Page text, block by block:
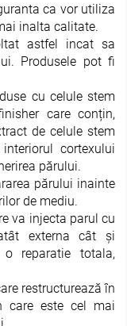
ca vor utiliza
inalta calitate.
astfel incat sa
Produsele pot fi
cu celule stem
care conțin,
de celule stem
cortexului
părului.
părului inainte
de mediu.
va injecta parul cu
externa cât și
reparatie totala,
restructurează în
care este cel mai
LA 2+
STYLING GLYNT
protectie termica
si stralucirea
Malibu Glynt, 125
91 RON
În stock